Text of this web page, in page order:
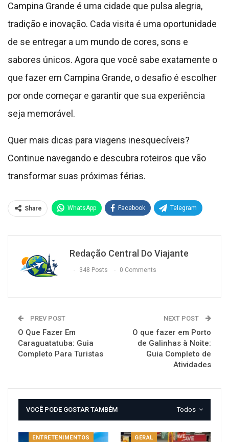
Campina Grande é uma cidade que pulsa alegria,
tradição e inovação. Cada visita é uma oportunidade
de se entregar a um mundo de cores, sons e
sabores únicos. Agora que você sabe exatamente o
que fazer em Campina Grande, o desafio é escolher
por onde começar e garantir que sua experiência
seja memorável.
Quer mais dicas para viagens inesquecíveis?
Continue navegando e descubra roteiros que vão
transformar suas próximas férias.
Share WhatsApp Facebook Telegram
Redação Central Do Viajante
348 Posts 0 Comments
PREV POST
O Que Fazer Em
Caraguatatuba: Guia
Completo Para Turistas
NEXT POST
O que fazer em Porto
de Galinhas à Noite:
Guia Completo de
Atividades
Todos
VOCÊ PODE GOSTAR TAMBÉM
ENTRETENIMENTOS GERAL